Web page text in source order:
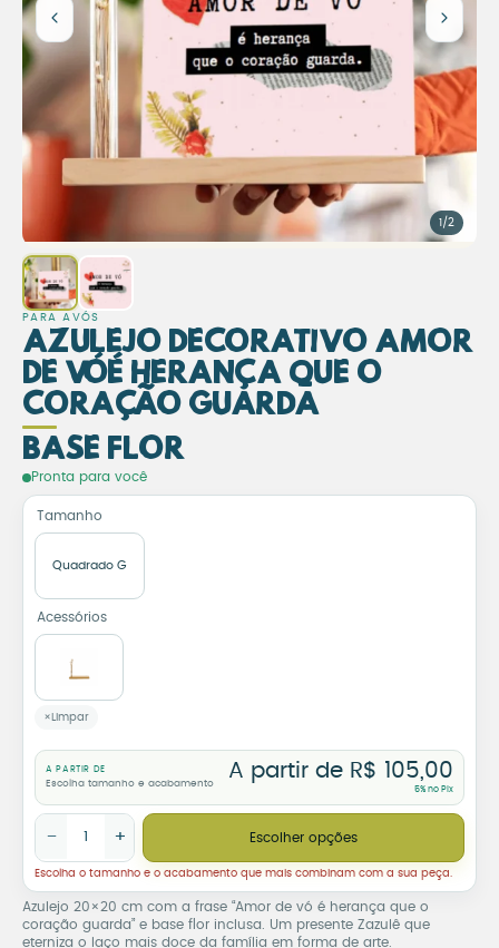
1/2
PARA AVÓS
Azulejo Decorativo Amor
de Vó é Herança que o
Coração Guarda
Base Flor
Azulejo Decorativo Amor
Pronta para você
Azulejo 20×20 cm com a frase “Amor de vó é herança que o
coração guarda” e base flor inclusa. Um presente Zazulê que
eterniza o laço mais doce da família em forma de arte.
Tamanho
Quadrado G
Acessórios
Limpar
A PARTIR DE
Escolha tamanho e acabamento
A partir de R$ 105,00
5% no Pix
Azulejo Decorativo Amor de Vó é Herança que o Coração
− + Escolher opções
Escolha o tamanho e o acabamento que mais combinam com a sua peça.